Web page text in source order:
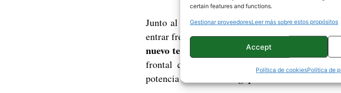
certain features and functions.
Gestionar proveedoresLeer más sobre estos propósitos
Accept
Política de cookiesPolítica de
Junto al HTC Desire Eye, llegó la HTC Re,
entrar frente a frente con la archiconocida
nuevo terminal de HTC se denomina Eye
frontal que destaca considerablemente. Ya
potencia de ésta:
13 megapíxeles con doble